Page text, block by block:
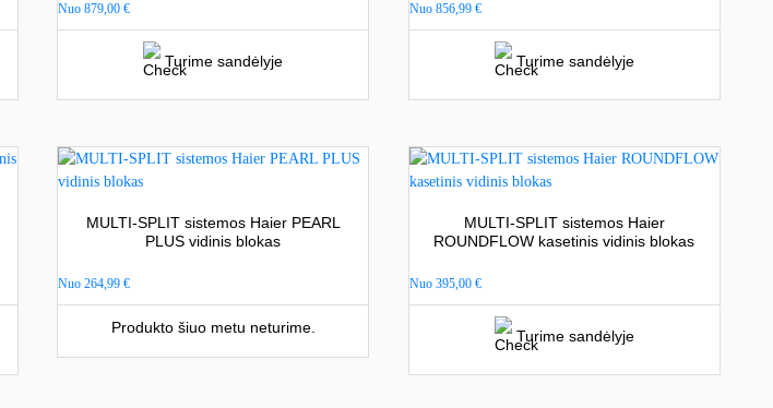
Nuo879,00€
Turime sandėlyje
Nuo 856,99 €
Turime sandėlyje
MULTI-SPLIT sistemos Haier PEARL
PLUS vidinis blokas
Nuo264,99€
Produkto šiuo metu neturime.
MULTI-SPLIT sistemos Haier
ROUNDFLOW kasetinis vidinis blokas
Nuo 395,00 €
Turime sandėlyje